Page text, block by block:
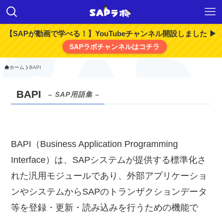
【SAPが動画で学べる！】YouTubeチャンネル開設しました ▶
SAPラボチャンネルはコチラ
ホーム BAPI
BAPI – SAP用語集 –
BAPI（Business Application Programming
Interface）は、SAPシステムが提供する標準化さ
れた汎用モジュールであり、外部アプリケーショ
ンやシステムからSAPのトランザクションデータ
等を登録・更新・読み込みを行うための機能で